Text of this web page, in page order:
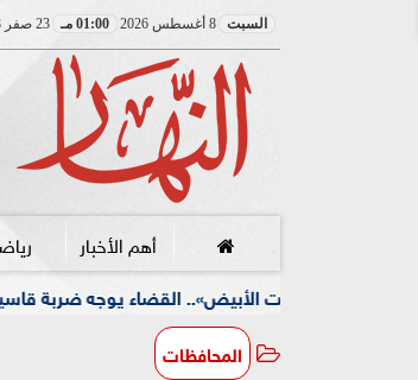
السبت 8 أغسطس 2026 01:00 مـ 23 صفر 1448
أهم الأخبار
الأبيض».. القضاء يوجه ضربة قاسية لترامب ويوقف
المحافظات